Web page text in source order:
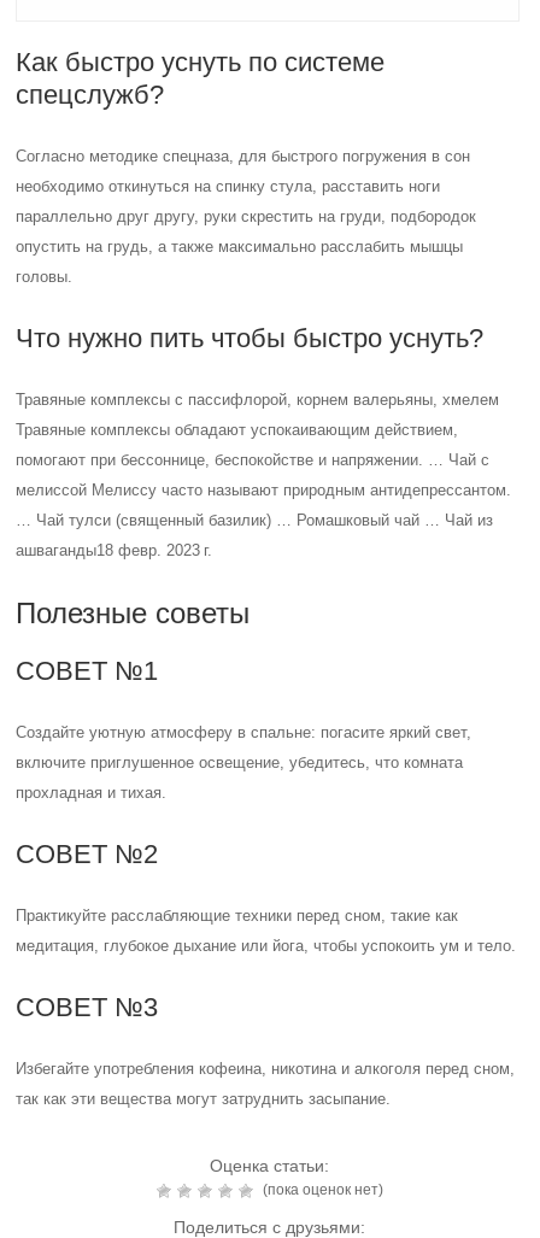
Как быстро уснуть по системе
спецслужб?
Согласно методике спецназа, для быстрого погружения в сон
необходимо откинуться на спинку стула, расставить ноги
параллельно друг другу, руки скрестить на груди, подбородок
опустить на грудь, а также максимально расслабить мышцы
головы.
Что нужно пить чтобы быстро уснуть?
Травяные комплексы с пассифлорой, корнем валерьяны, хмелем
Травяные комплексы обладают успокаивающим действием,
помогают при бессоннице, беспокойстве и напряжении. … Чай с
мелиссой Мелиссу часто называют природным антидепрессантом.
… Чай тулси (священный базилик) … Ромашковый чай … Чай из
ашваганды18 февр. 2023 г.
Полезные советы
СОВЕТ №1
Создайте уютную атмосферу в спальне: погасите яркий свет,
включите приглушенное освещение, убедитесь, что комната
прохладная и тихая.
СОВЕТ №2
Практикуйте расслабляющие техники перед сном, такие как
медитация, глубокое дыхание или йога, чтобы успокоить ум и тело.
СОВЕТ №3
Избегайте употребления кофеина, никотина и алкоголя перед сном,
так как эти вещества могут затруднить засыпание.
Оценка статьи:
(пока оценок нет)
Поделиться с друзьями: